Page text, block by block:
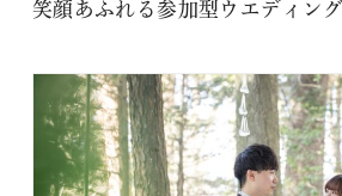
笑顔あふれる参加型ウエディング